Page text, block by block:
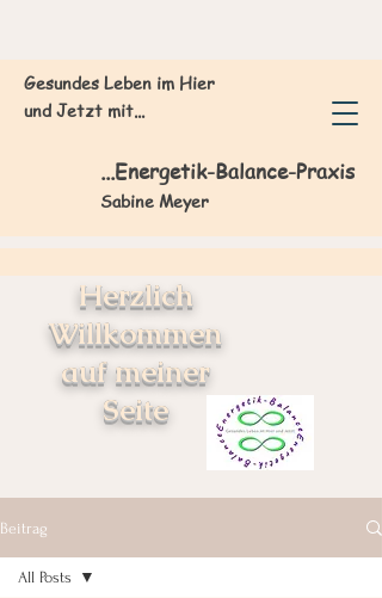
Gesundes Leben im Hier
und Jetzt mit...
...Energetik-Balance-Praxis
Sabine Meyer
Herzlich
Willkommen
auf meiner
Seite
Beitrag
All Posts